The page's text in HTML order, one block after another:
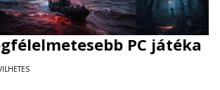
PC játéka